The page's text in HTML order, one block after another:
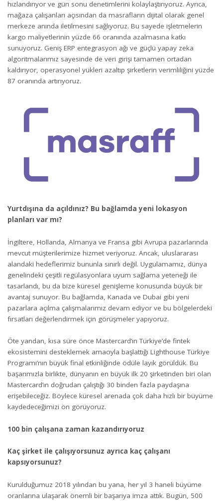
hızlandırıyor ve gün sonu denetimlerini kolaylaştırıyoruz. Ayrıca,
mağaza çalışanları açısından da masrafların dijital olarak genel
merkeze anında iletilmesini sağlıyoruz. Bu sayede işletmelerin
kargo maliyetlerinin yüzde 66 oranında azalmasına katkı
sunuyoruz. Geniş ERP entegrasyon ağı ve güçlü yapay zeka
algoritmalarımız sayesinde de veri girişi tamamen ortadan
kaldırıyor, operasyonel yükleri azaltıp şirketlerin verimliliğini yüzde
87 oranında artırıyoruz.
Yurtdışına da açıldınız? Bu bağlamda yeni lokasyon
planları var mı?
İngiltere, Hollanda, Almanya ve Fransa gibi Avrupa pazarlarında
mevcut müşterilerimize hizmet veriyoruz. Ancak, uluslararası
alandaki hedeflerimiz bununla sınırlı değil. Uygulamamız, dünya
genelindeki çeşitli regülasyonlara uyum sağlama yeteneği ile
tasarlandı, bu da bize küresel genişleme konusunda büyük bir
avantaj sunuyor. Bu bağlamda, Kanada ve Dubai gibi yeni
pazarlara açılma çalışmalarımız devam ediyor ve bu bölgelerdeki
fırsatları değerlendirmek için görüşmeler yapıyoruz.
Öte yandan, kısa süre önce Mastercard’ın Türkiye’de fintek
ekosistemini desteklemek amacıyla başlattığı Lighthouse Türkiye
Programı’nın büyük final etkinliğinde ödüle layık görüldük. Bu
başarımızla birlikte, dünyanın en büyük ilk 20 şirketinden biri olan
Mastercard’ın doğrudan çalıştığı 30 binden fazla paydaşına
erişebileceğiz. Böylece küresel arenada çok daha hızlı bir büyüme
kaydedeceğimizi ön görüyoruz.
100 bin çalışana zaman kazandırıyoruz
Kaç şirket ile çalışıyorsunuz ayrıca kaç çalışanı
kapsıyorsunuz?
Kurulduğumuz 2018 yılından bu yana, her yıl 3 haneli büyüme
oranlarına ulaşarak önemli bir başarıya imza attık. Bugün, 500